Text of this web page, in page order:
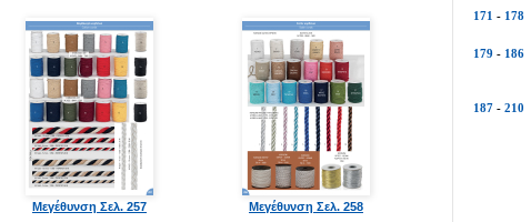
Μεγέθυνση Σελ. 257 Μεγέθυνση Σελ. 258
171 - 178
179 - 186
187 - 210